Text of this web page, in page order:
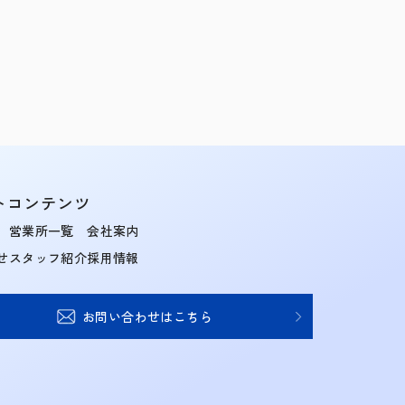
コンテンツ
営業所一覧
スタッフ紹介
会社案内
採用情報
お問い合わせはこちら